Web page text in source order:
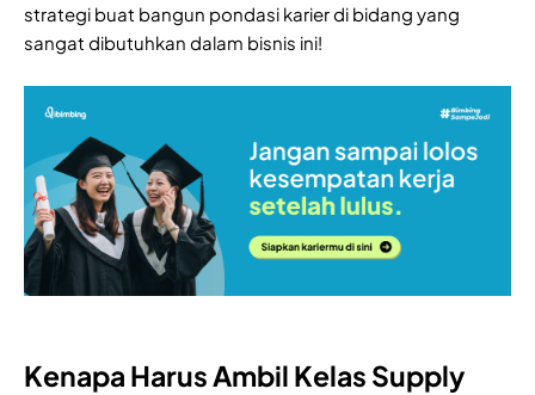
strategi buat bangun pondasi karier di bidang yang
sangat dibutuhkan dalam bisnis ini!
Kenapa Harus Ambil Kelas Supply